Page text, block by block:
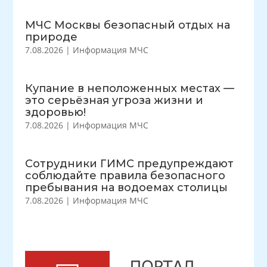
МЧС Москвы безопасный отдых на
природе
7.08.2026 | Информация МЧС
Купание в неположенных местах —
это серьёзная угроза жизни и
здоровью!
7.08.2026 | Информация МЧС
Сотрудники ГИМС предупреждают
соблюдайте правила безопасного
пребывания на водоемах столицы
7.08.2026 | Информация МЧС